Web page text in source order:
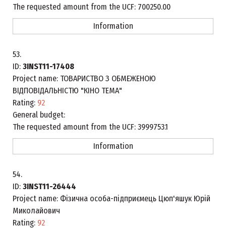
The requested amount from the UCF: 700250.00
Information
53.
ID: 3INST11-17408
Project name: ТОВАРИСТВО З ОБМЕЖЕНОЮ
ВІДПОВІДАЛЬНІСТЮ "КІНО ТЕМА"
Rating: 92
General budget:
The requested amount from the UCF: 3999753.1
Information
54.
ID: 3INST11-26444
Project name: Фізична особа-підприємець Цюп'яшук Юрій
Миколайович
Rating: 92